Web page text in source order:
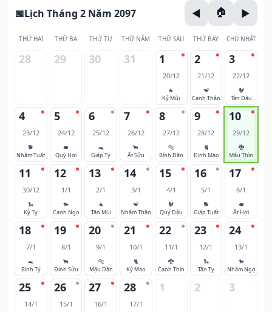
Lịch Tháng 2 Năm 2097
THỨ HAI THỨ BA THỨ TƯ THỨ NĂM THỨ SÁU THỨ BẢY CHỦ NHẬT
28 29 30 31 1
20/12
🐐
Kỷ Mùi
2
21/12
🐒
Canh Thân
3
22/12
🐓
Tân Dậu
4
23/12
🐕
Nhâm Tuất
5
24/12
🐖
Quý Hợi
6
25/12
🐀
Giáp Tý
7
26/12
🐂
Ất Sửu
8
27/12
🐅
Bính Dần
9
28/12
🐈
Đinh Mão
10
29/12
🐉
Mậu Thìn
11
30/12
🐍
Kỷ Tỵ
12
1/1
🐎
Canh Ngọ
13
2/1
🐐
Tân Mùi
14
3/1
🐒
Nhâm Thân
15
4/1
🐓
Quý Dậu
16
5/1
🐕
Giáp Tuất
17
6/1
🐖
Ất Hợi
18
7/1
🐀
Bính Tý
19
8/1
🐂
Đinh Sửu
20
9/1
🐅
Mậu Dần
21
10/1
🐈
Kỷ Mão
22
11/1
🐉
Canh Thìn
23
12/1
🐍
Tân Tỵ
24
13/1
🐎
Nhâm Ngọ
25
14/1
26
15/1
27
16/1
28
17/1
1 2 3